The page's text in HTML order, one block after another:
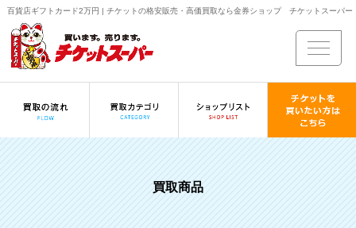
百貨店ギフトカード2万円 | チケットの格安販売・高価買取なら金券ショップ チケットスーパー
買取商品